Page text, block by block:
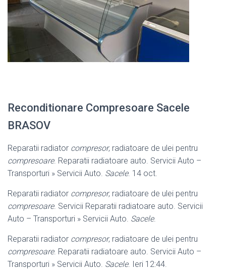
Reconditionare Compresoare Sacele
BRASOV
Reparatii radiator compresor, radiatoare de ulei pentru
compresoare. Reparatii radiatoare auto. Servicii Auto –
Transporturi » Servicii Auto. Sacele. 14 oct.
Reparatii radiator compresor, radiatoare de ulei pentru
compresoare. Servicii Reparatii radiatoare auto. Servicii
Auto – Transporturi » Servicii Auto. Sacele.
Reparatii radiator compresor, radiatoare de ulei pentru
compresoare. Reparatii radiatoare auto. Servicii Auto –
Transporturi » Servicii Auto. Sacele. Ieri 12:44.